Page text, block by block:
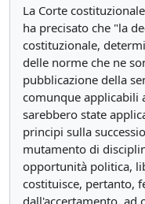
La Corte
ha precisato che "la
costituzionale,
delle norme che ne
pubblicazione della
comunque applicabili
sarebbero state
principi sulla
mutamento di
opportunità politica,
costituisce, pertanto,
dall'accertamento, ad